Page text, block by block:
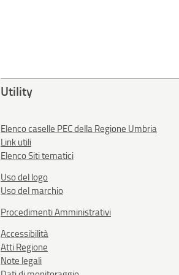
Utility
Elenco caselle PEC della Regione Umbria
Link utili
Elenco Siti tematici
Uso del logo
Uso del marchio
Procedimenti Amministrativi
Accessibilità
Atti Regione
Note legali